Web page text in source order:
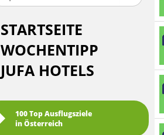
STARTSEITE
WOCHENTIPP
JUFA HOTELS
100 Top Ausflugsziele
in Österreich